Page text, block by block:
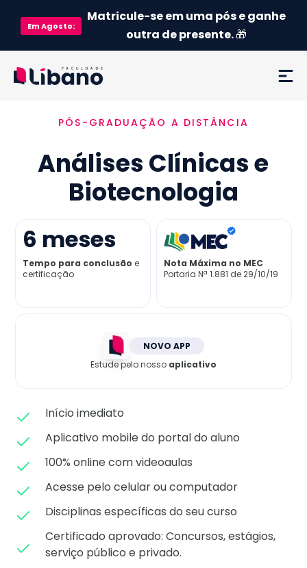
EmAgosto:
Matricule-se em uma pós e ganhe
outra de presente.🎁
Ementa
Como funciona
Credenciamento MEC
Preço
Já sou aluno
PÓS-GRADUAÇÃO A DISTÂNCIA
Análises Clínicas e
Biotecnologia
6 meses
Tempo para conclusão e
certificação
Nota Máxima no MEC
Portaria Nª 1.881 de 29/10/19
NOVO APP
Estude pelo nosso aplicativo
Início imediato
Aplicativo mobile do portal do aluno
100% online com videoaulas
Acesse pelo celular ou computador
Disciplinas específicas do seu curso
Certificado aprovado: Concursos, estágios,
serviço público e privado.